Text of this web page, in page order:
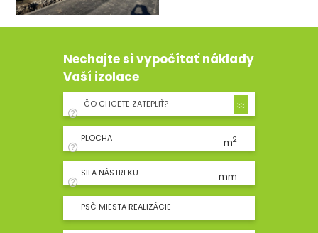
Nechajte si vypočítať náklady
Vaší izolace
ČO CHCETE ZATEPLIŤ?
PLOCHA m2
SILA NÁSTREKU mm
PSČ MIESTA REALIZÁCIE